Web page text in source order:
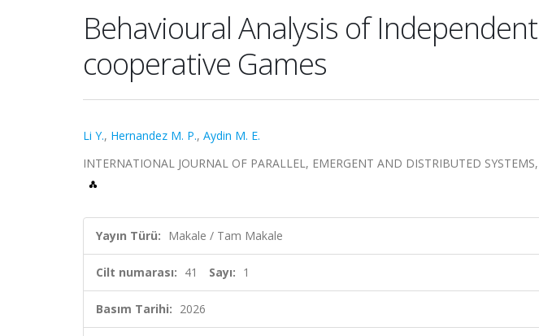
Behavioural Analysis of
cooperative Games
Li Y., Hernandez M. P., Aydin M. E.
INTERNATIONAL JOURNAL OF PARALLEL, EMERGENT AND DISTRIBUTED
Yayın Türü: Makale / Tam Makale
Cilt numarası: 41 Sayı: 1
Basım Tarihi: 2026